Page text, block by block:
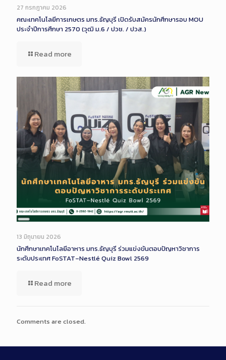
Description
27 กรกฎาคม 2026
คณะเทคโนโลยีการเกษตร มทร.ธัญบุรี เปิดรับสมัครนักศึกษารอบ MOU
ประจำปีการศึกษา 2570 (วุฒิ ม.6 / ปวช. / ปวส.)
Read more
Long
Description
13 มิถุนายน 2026
นักศึกษาเทคโนโลยีอาหาร มทร.ธัญบุรี ร่วมแข่งขันตอบปัญหาวิชาการ
ระดับประเทศ FoSTAT–Nestlé Quiz Bowl 2569
Read more
Comments are closed.